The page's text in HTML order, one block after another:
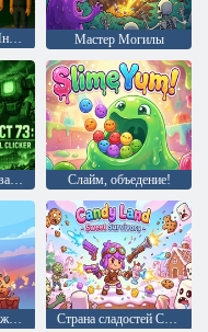
99 ночей в лесу Многопользовательский хоррор Мастер Могилы
Объект 73: Выживание в кликере Слайм, объедение!
Нарисуй и уничтожь Классика Страна сладостей Сладкие выжившие